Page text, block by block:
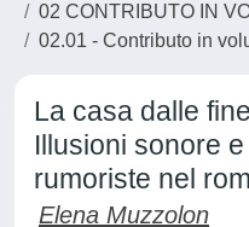
02 CONTRIBUTO IN
02.01 - Contributo in
La casa dalle
Illusioni sonore
rumoriste nel
Elena Muzzolon